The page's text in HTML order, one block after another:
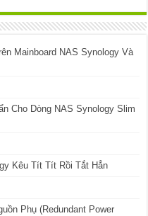
Mainboard NAS Synology Và
Cho Dòng NAS Synology Slim
Kêu Tít Tít Rồi Tắt Hẳn
Phụ (Redundant Power